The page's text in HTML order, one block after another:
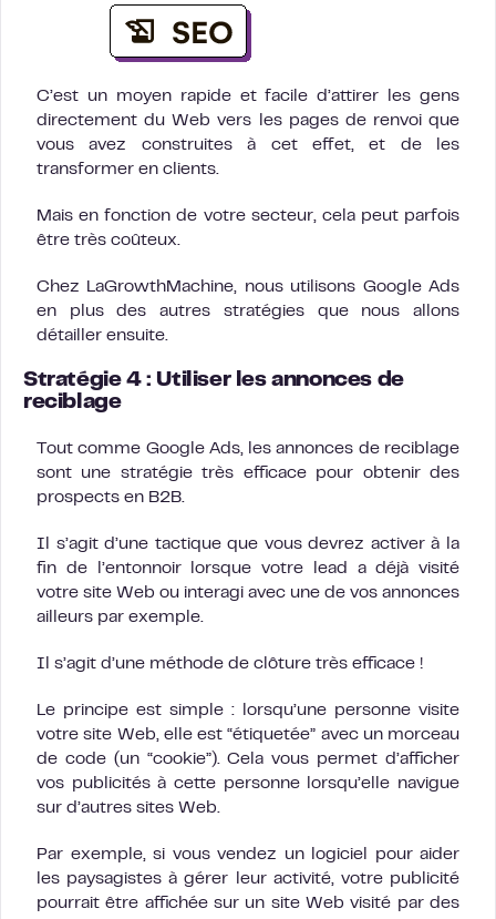
C’est un moyen rapide et facile d’attirer les gens
directement du Web vers les pages de renvoi que
vous avez construites à cet effet, et de les
transformer en clients.
Mais en fonction de votre secteur, cela peut parfois
être très coûteux.
Chez LaGrowthMachine, nous utilisons Google Ads
en plus des autres stratégies que nous allons
détailler ensuite.
Stratégie 4 : Utiliser les annonces de
reciblage
Tout comme Google Ads, les annonces de reciblage
sont une stratégie très efficace pour obtenir des
prospects en B2B.
Il s’agit d’une tactique que vous devrez activer à la
fin de l’entonnoir lorsque votre lead a déjà visité
votre site Web ou interagi avec une de vos annonces
ailleurs par exemple.
Il s’agit d’une méthode de clôture très efficace !
Le principe est simple : lorsqu’une personne visite
votre site Web, elle est “étiquetée” avec un morceau
de code (un “cookie”). Cela vous permet d’afficher
vos publicités à cette personne lorsqu’elle navigue
sur d’autres sites Web.
Par exemple, si vous vendez un logiciel pour aider
les paysagistes à gérer leur activité, votre publicité
pourrait être affichée sur un site Web visité par des